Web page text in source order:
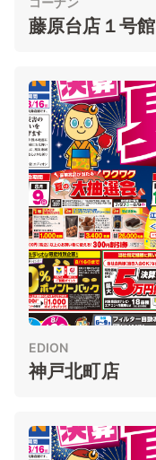
藤原台店１号館
EDION
神戸北町店